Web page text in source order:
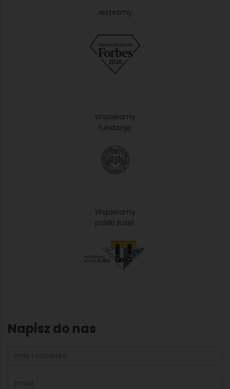
Jesteśmy:
Wspieramy
fundację:
Wspieramy
polski żużel:
Napisz do nas